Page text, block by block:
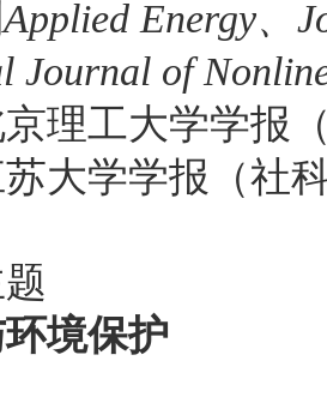
Applied Energy、
Journal of
理工大学学报
大学学报（社
境保护